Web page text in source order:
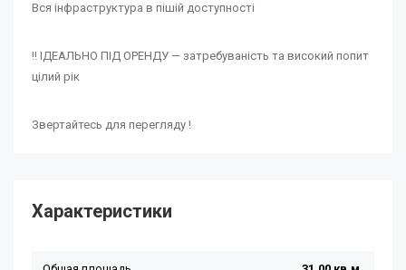
Вся інфраструктура в пішій доступності
‼️ ІДЕАЛЬНО ПІД ОРЕНДУ — затребуваність та високий попит
цілий рік
Звертайтесь для перегляду !
Характеристики